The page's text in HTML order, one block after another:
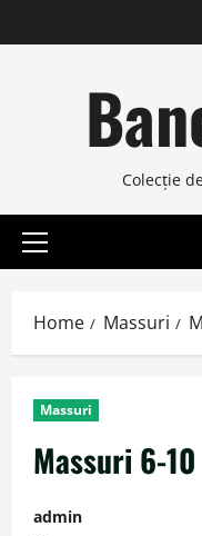
to
Colecţie
Primary
Home Massuri
Massuri
Massuri 6-10
admin